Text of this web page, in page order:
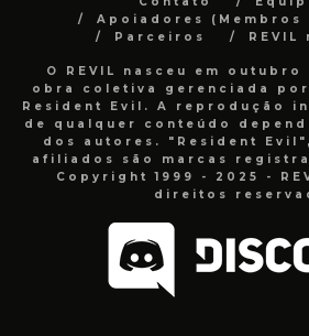
Apoiadores (Membros
Parceiros
O REVIL nasceu em outubro
obra coletiva gerenciada
Resident Evil. A reprodução
de qualquer conteúdo
dos autores. "Resident
afiliados são marcas
Copyright 1999 - 2025 -
direitos